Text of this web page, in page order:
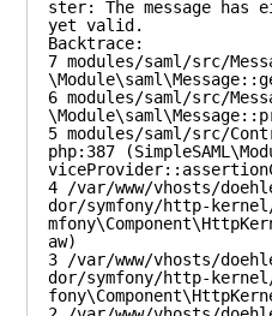
ster: The message
yet valid.
Backtrace:
7 modules/saml/src/
6 modules/saml/src/
5 modules/saml/src/
php:387
4 /var/www/vhosts/
dor/symfony/http-
aw)
3 /var/www/vhosts/
dor/symfony/http-